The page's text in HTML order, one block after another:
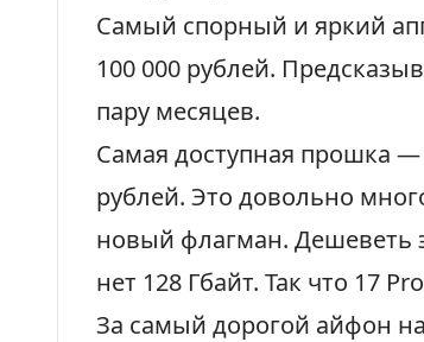
Самый спорный и яркий
100 000 рублей.
пару месяцев.
Самая доступная прошка —
рублей. Это довольно
новый флагман. Дешеветь
нет 128 Гбайт. Так что 17
За самый дорогой айфон